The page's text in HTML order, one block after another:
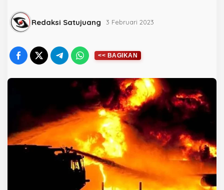
Redaksi Satujuang 3 Februari 2023